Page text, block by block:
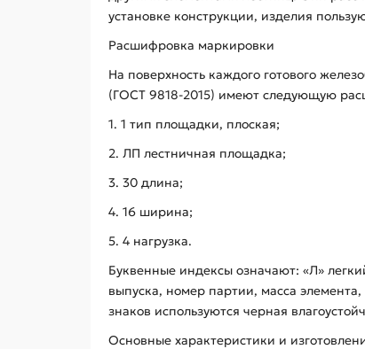
установке конструкции, изделия
Расшифровка маркировки
На поверхность каждого готового
(ГОСТ 9818-2015) имеют следующую
1. 1 тип площадки, плоская;
2. ЛП лестничная площадка;
3. 30 длина;
4. 16 ширина;
5. 4 нагрузка.
Буквенные индексы означают: «Л»
выпуска, номер партии, масса
знаков используются черная
Основные характеристики и